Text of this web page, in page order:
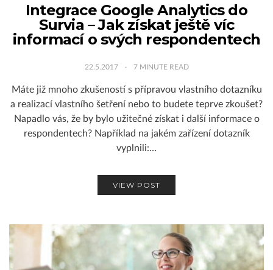
Integrace Google Analytics do
Survia – Jak získat ještě víc
informací o svých respondentech
22.5.2017 7 MINUTE READ
Máte již mnoho zkušeností s přípravou vlastního dotazníku
a realizací vlastního šetření nebo to budete teprve zkoušet?
Napadlo vás, že by bylo užitečné získat i další informace o
respondentech? Například na jakém zařízení dotazník
vyplnili:…
VIEW POST